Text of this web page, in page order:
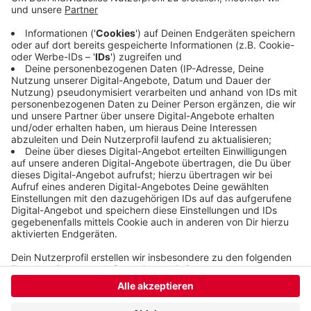
aber die WSW sind schon heute Abend fertig. Auch
die Erneuerung des Bahnsteigs gegenüber in der
vergangenen Woche war schneller gegangen, als
geplant.
Veröffentlicht:Freitag, 27.10.2023 13:15
Anzeige
Anzeige